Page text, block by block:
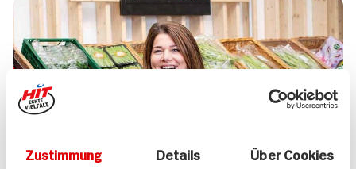
Zustimmung Details Über Cookies